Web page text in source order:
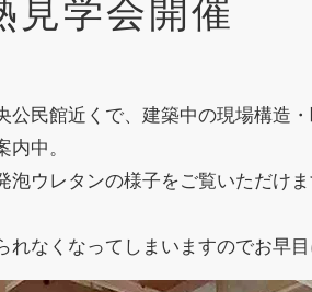
見学会開催
民館近くで、建築中の現場構造・
中。
ウレタンの様子をご覧いただけま
なくなってしまいますのでお早目